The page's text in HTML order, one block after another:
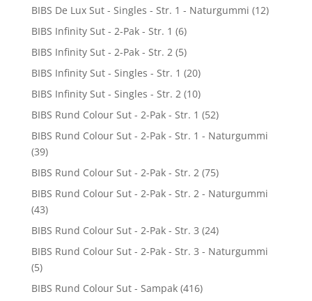
BIBS De Lux Sut - Singles - Str. 1 - Naturgummi (12)
BIBS Infinity Sut - 2-Pak - Str. 1 (6)
BIBS Infinity Sut - 2-Pak - Str. 2 (5)
BIBS Infinity Sut - Singles - Str. 1 (20)
BIBS Infinity Sut - Singles - Str. 2 (10)
BIBS Rund Colour Sut - 2-Pak - Str. 1 (52)
BIBS Rund Colour Sut - 2-Pak - Str. 1 - Naturgummi
(39)
BIBS Rund Colour Sut - 2-Pak - Str. 2 (75)
BIBS Rund Colour Sut - 2-Pak - Str. 2 - Naturgummi
(43)
BIBS Rund Colour Sut - 2-Pak - Str. 3 (24)
BIBS Rund Colour Sut - 2-Pak - Str. 3 - Naturgummi
(5)
BIBS Rund Colour Sut - Sampak (416)